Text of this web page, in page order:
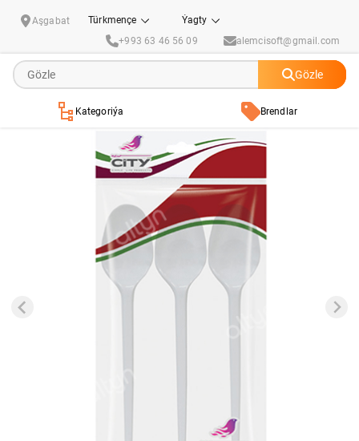
Aşgabat Türkmençe
Ýagty
+993 63 46 56 09
alemcisoft@gmail.com
Gözle
Kategoriýa Brendlar